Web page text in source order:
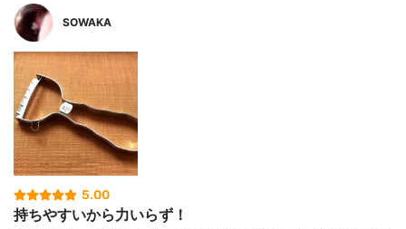
SOWAKA
5.00
持ちやすいから力いらず！